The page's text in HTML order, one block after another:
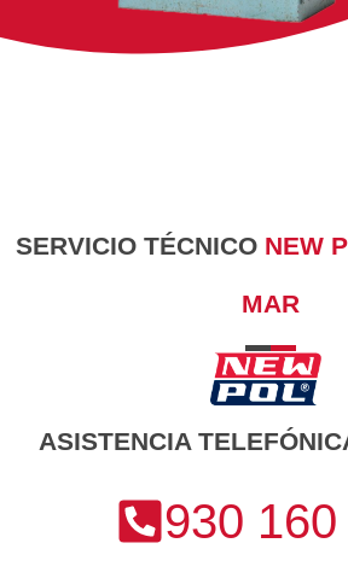
SERVICIO TÉCNICO NEW
MAR
ASISTENCIA
930 160